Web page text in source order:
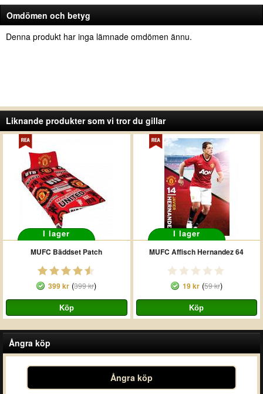
Omdömen och betyg
Denna produkt har inga lämnade omdömen ännu.
Liknande produkter som vi tror du gillar
I lager
MUFC Bäddset Patch
399 kr (399 kr)
I lager
MUFC Affisch Hernandez 64
19 kr(59 kr)
Ångra köp
Ångra köp